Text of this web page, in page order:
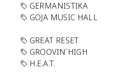
GERMANISTIKA
GOJA MUSIC HALL
GREAT RESET
GROOVIN´HIGH
H.E.A.T.